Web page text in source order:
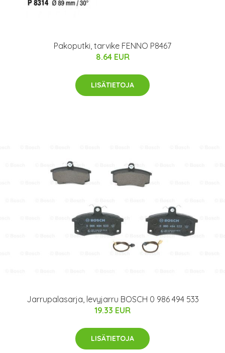
Pakoputki, tarvike FENNO P8467
8.64 EUR
LISÄTIETOJA
Jarrupalasarja, levyjarru BOSCH 0 986 494 533
19.33 EUR
LISÄTIETOJA